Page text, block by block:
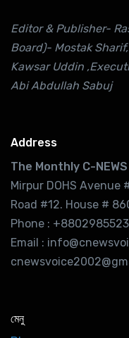
Editor & Publisher-
Board)- Mostak
Kawsar Uddin
Abi Abdullah Sabuj
Address
The Monthly C-NEWS
Mirpur DOHS Avenue
Road #12. House #
Phone :
Email :
মেনু